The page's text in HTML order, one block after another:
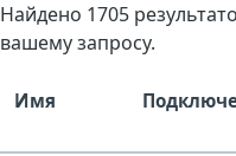
Найдено 1705
вашему запросу.
Имя